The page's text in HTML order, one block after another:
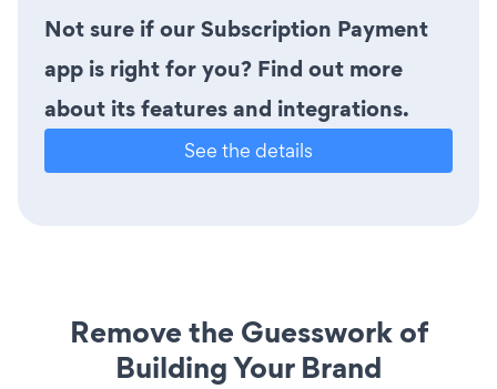
Not sure if our Subscription Payment
app is right for you? Find out more
about its features and integrations.
See the details
Remove the Guesswork of
Building Your Brand